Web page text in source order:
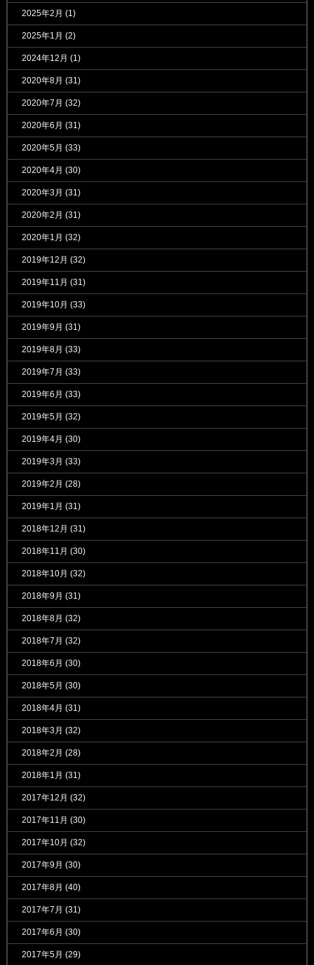
2025年2月 (1)
2025年1月 (2)
2024年12月 (1)
2020年8月 (31)
2020年7月 (32)
2020年6月 (31)
2020年5月 (33)
2020年4月 (30)
2020年3月 (31)
2020年2月 (31)
2020年1月 (32)
2019年12月 (32)
2019年11月 (31)
2019年10月 (33)
2019年9月 (31)
2019年8月 (33)
2019年7月 (33)
2019年6月 (33)
2019年5月 (32)
2019年4月 (30)
2019年3月 (33)
2019年2月 (28)
2019年1月 (31)
2018年12月 (31)
2018年11月 (30)
2018年10月 (32)
2018年9月 (31)
2018年8月 (32)
2018年7月 (32)
2018年6月 (30)
2018年5月 (30)
2018年4月 (31)
2018年3月 (32)
2018年2月 (28)
2018年1月 (31)
2017年12月 (32)
2017年11月 (30)
2017年10月 (32)
2017年9月 (30)
2017年8月 (40)
2017年7月 (31)
2017年6月 (30)
2017年5月 (29)